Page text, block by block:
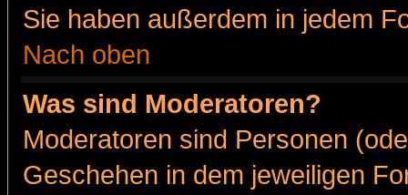
Sie haben außerdem in jedem
Nach oben
Was sind Moderatoren?
Moderatoren sind Personen
Geschehen in dem jeweiligen